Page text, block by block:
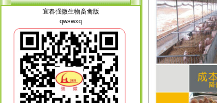
宜春强微生物畜禽版
qwswxq